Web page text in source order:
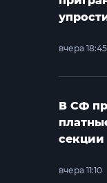
вчера 18:45
В СФ
секции
вчера 11:10